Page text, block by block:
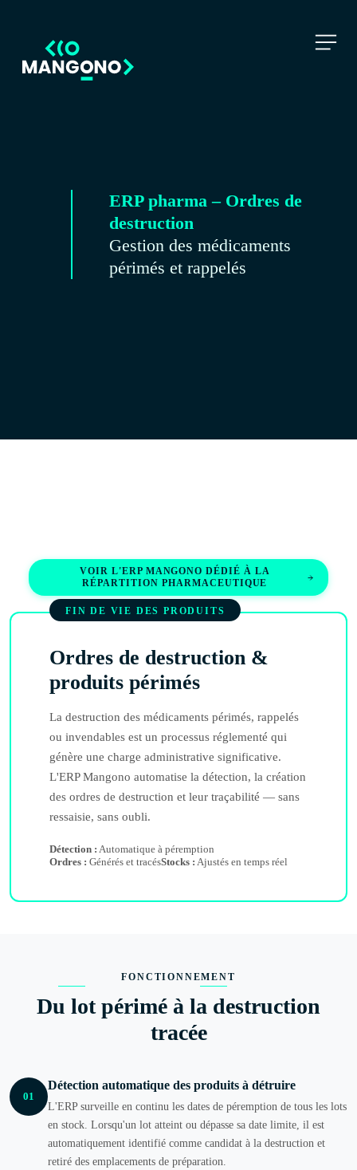
ERP pharma – Ordres de
destruction
Gestion des médicaments
périmés et rappelés
VOIR L'ERP MANGONO DÉDIÉ À LA
RÉPARTITION PHARMACEUTIQUE
FIN DE VIE DES PRODUITS
Ordres de destruction &
produits périmés
La destruction des médicaments périmés, rappelés
ou invendables est un processus réglementé qui
génère une charge administrative significative.
L'ERP Mangono automatise la détection, la création
des ordres de destruction et leur traçabilité — sans
ressaisie, sans oubli.
Détection : Automatique à péremption
Ordres : Générés et tracésStocks : Ajustés en temps réel
FONCTIONNEMENT
Du lot périmé à la destruction
tracée
01
Détection automatique des produits à détruire
L'ERP surveille en continu les dates de péremption de tous les lots
en stock. Lorsqu'un lot atteint ou dépasse sa date limite, il est
automatiquement identifié comme candidat à la destruction et
retiré des emplacements de préparation.